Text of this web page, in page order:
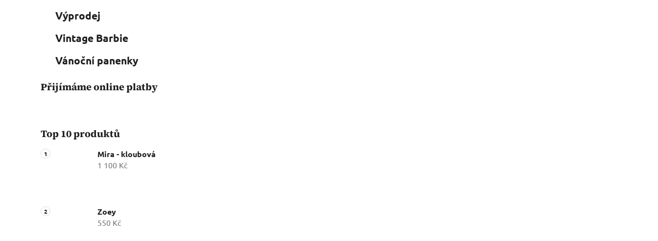
Výprodej
Vintage Barbie
Vánoční panenky
Přijímáme online platby
Top 10 produktů
Mira - kloubová
1 100 Kč
Zoey
550 Kč